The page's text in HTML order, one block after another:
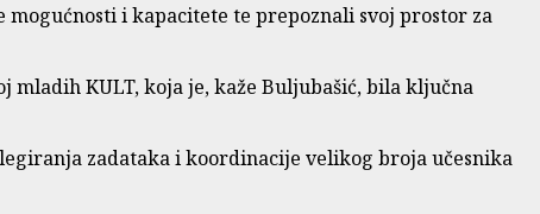
i kapacitete te prepoznali svoj prostor za
mladih KULT, koja je, kaže Buljubašić, bila ključna
zadataka i koordinacije velikog broja učesnika